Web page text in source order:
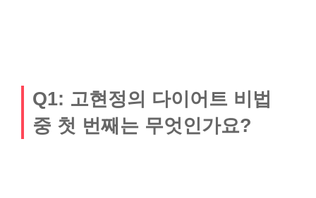
Q1: 고현정의 다이어트 비법
중 첫 번째는 무엇인가요?